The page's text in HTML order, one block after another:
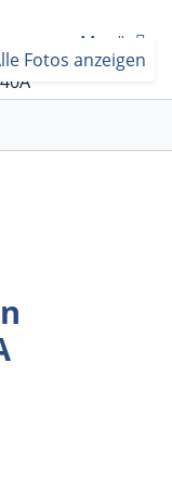
Menü
Fotos anzeigen